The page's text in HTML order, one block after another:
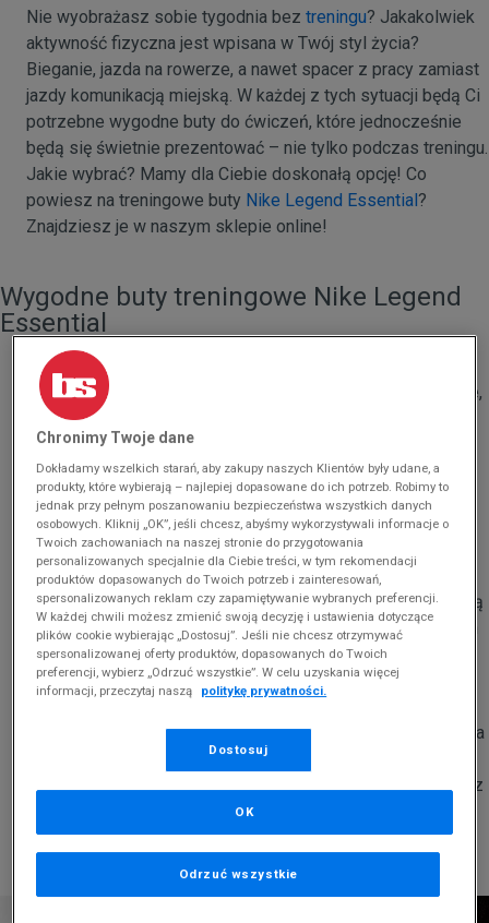
Nie wyobrażasz sobie tygodnia bez treningu? Jakakolwiek
aktywność fizyczna jest wpisana w Twój styl życia?
Bieganie, jazda na rowerze, a nawet spacer z pracy zamiast
jazdy komunikacją miejską. W każdej z tych sytuacji będą Ci
potrzebne wygodne buty do ćwiczeń, które jednocześnie
będą się świetnie prezentować – nie tylko podczas treningu.
Jakie wybrać? Mamy dla Ciebie doskonałą opcję! Co
powiesz na treningowe buty Nike Legend Essential ?
Znajdziesz je w naszym sklepie online!
Wygodne buty treningowe Nike Legend
Essential
Jakie muszą być buty sportowe? Przede wszystkim lekkie,
a jednocześnie solidne. Takie, które zadbają o dobrą
wymianę powietrza i będą się odznaczały trwałością. To
wszystko zapewnią Ci Nike Legend Essential. Kolekcja
butów treningowych Nikezachwyci Cię niesamowitym
komfortem. Wierzch wykonano z połączenia oddychającej
tekstylnej siateczki oraz materiału syntetycznego, który
zadba o dobre wsparcie w najbardziej potrzebujących tego
miejscach. Tego typu elastyczna cholewka pozwoli na pełną
swobodę ruchów. Zaciągnięty na piętę syntetyczny Swoosh
da gwarancję dobrego trzymania pięty, z kolei watowany
kołnierz i miękka wyściółka odpowiadają za przyjazne
podeszwę butów Nike Legend Essential na trening. Posiada
poprzeczne nacięcia, które pozytywnie wpływają na
płynność ruchów w trakcie użytkowania. Została wykonana z
trwałej gumy, która jednocześnie da gwarancję dobrej
przyczepności podczas aktywności.
Chronimy Twoje dane
Dokładamy wszelkich starań, aby zakupy naszych Klientów były udane, a
produkty, które wybierają – najlepiej dopasowane do ich potrzeb. Robimy to
jednak przy pełnym poszanowaniu bezpieczeństwa wszystkich danych
osobowych. Kliknij „OK”, jeśli chcesz, abyśmy wykorzystywali informacje o
Twoich zachowaniach na naszej stronie do przygotowania
personalizowanych specjalnie dla Ciebie treści, w tym rekomendacji
produktów dopasowanych do Twoich potrzeb i zainteresowań,
spersonalizowanych reklam czy zapamiętywanie wybranych preferencji.
W każdej chwili możesz zmienić swoją decyzję i ustawienia dotyczące
plików cookie wybierając „Dostosuj”. Jeśli nie chcesz otrzymywać
spersonalizowanej oferty produktów, dopasowanych do Twoich
preferencji, wybierz „Odrzuć wszystkie”. W celu uzyskania więcej
informacji, przeczytaj naszą
politykę prywatności.
Dostosuj
Odrzuć wszystkie
OK